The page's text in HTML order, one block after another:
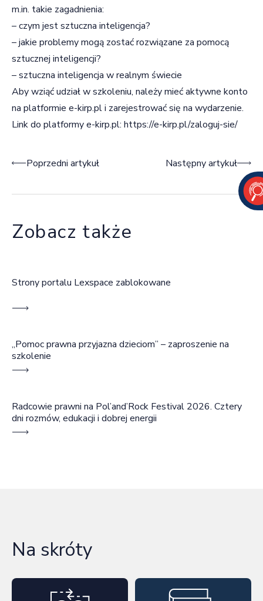
m.in. takie zagadnienia:
– czym jest sztuczna inteligencja?
– jakie problemy mogą zostać rozwiązane za pomocą
sztucznej inteligencji?
– sztuczna inteligencja w realnym świecie
Aby wziąć udział w szkoleniu, należy mieć aktywne konto
na platformie e-kirp.pli zarejestrować się na wydarzenie.
Link do platformy e-kirp.pl: https://e-kirp.pl/zaloguj-sie/
Nawigacja wpisu
Poprzedni artykuł Następny artykuł
Zobacz także
Strony portalu Lexspace zablokowane
„Pomoc prawna przyjazna dzieciom” – zaproszenie na
szkolenie
Radcowie prawni na Pol’and’Rock Festival 2026. Cztery
dni rozmów, edukacji i dobrej energii
Na skróty